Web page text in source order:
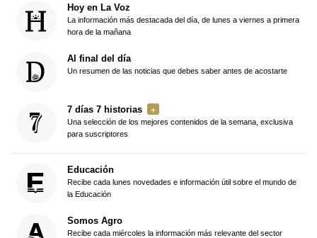
Hoy en La Voz
La información más destacada del día, de lunes a viernes a primera
hora de la mañana
Al final del día
Un resumen de las noticias que debes saber antes de acostarte
7 días 7 historias
Una selección de los mejores contenidos de la semana, exclusiva
para suscriptores
Educación
Recibe cada lunes novedades e información útil sobre el mundo de
la Educación
Somos Agro
Recibe cada miércoles la información más relevante del sector